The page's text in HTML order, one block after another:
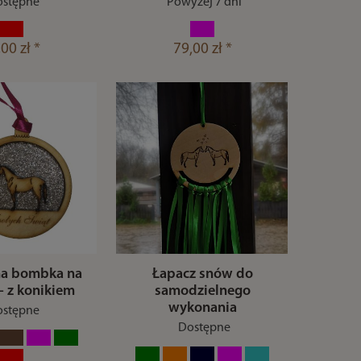
zł * 79,00 zł *
bombka na
z konikiem
Łapacz snów do
samodzielnego
wykonania
Dostępne